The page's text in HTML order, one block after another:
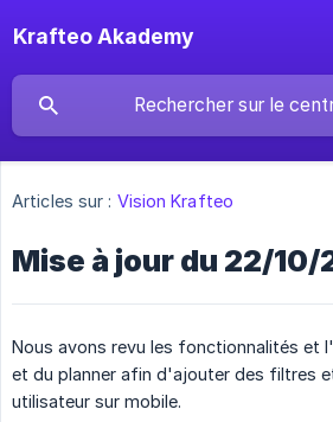
Krafteo Akademy
Articles sur : Vision Krafteo
Mise à jour du 22/10/
Nous avons revu les fonctionnalités et
et du planner afin d'ajouter des filtres
utilisateur sur mobile.